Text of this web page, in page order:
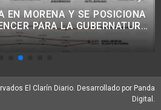
EN MORENA Y SE POSICIONA
PARA LA GUBERNATURA
El Clarín Diario. Desarrollado por Panda
Digital.